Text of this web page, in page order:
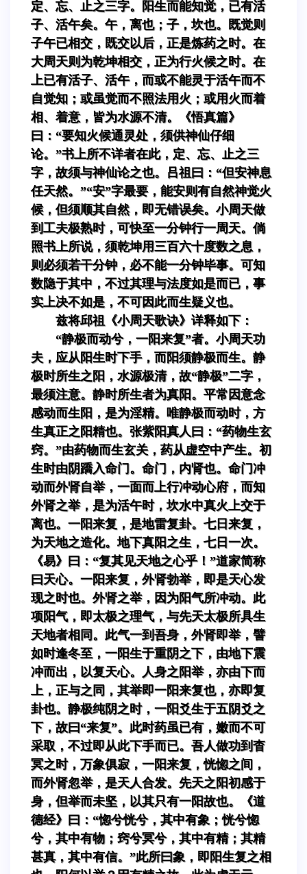
定、忘、止之三字。阳生而能知觉，已有活
子、活午矣。午，离也；子，坎也。既觉则
子午已相交，既交以后，正是炼药之时。在
大周天则为乾坤相交，正为行火候之时。在
上已有活子、活午，而或不能灵于活午而不
自觉知；或虽觉而不照法用火；或用火而着
相、着意，皆为水源不清。《悟真篇》
曰：“要知火候通灵处，须供神仙仔细
论。”书上所不详者在此，定、忘、止之三
字，故须与神仙论之也。吕祖曰：“但安神息
任天然。”“安”字最要，能安则有自然神觉火
候，但须顺其自然，即无错误矣。小周天做
到工夫极熟时，可快至一分钟行一周天。倘
照书上所说，须乾坤用三百六十度数之息，
则必须若干分钟，必不能一分钟毕事。可知
数隐于其中，不过其理与法度如是而已，事
实上决不如是，不可因此而生疑义也。
兹将邱祖《小周天歌诀》详释如下：
“静极而动兮，一阳来复”者。小周天功
夫，应从阳生时下手，而阳须静极而生。静
极时所生之阳，水源极清，故“静极”二字，
最须注意。静时所生者为真阳。平常因意念
感动而生阳，是为淫精。唯静极而动时，方
生真正之阳精也。张紫阳真人曰：“药物生玄
窍。”由药物而生玄关，药从虚空中产生。初
生时由阴蹻入命门。命门，内肾也。命门冲
动而外肾自举，一面而上行冲动心府，而知
外肾之举，是为活午时，坎水中真火上交于
离也。一阳来复，是地雷复卦。七日来复，
为天地之造化。地下真阳之生，七日一次。
《易》曰：“复其见天地之心乎！”道家简称
曰天心。一阳来复，外肾勃举，即是天心发
现之时也。外肾之举，因为阳气所冲动。此
项阳气，即太极之理气，与先天太极所具生
天地者相同。此气一到吾身，外肾即举，譬
如时逢冬至，一阳生于重阴之下，由地下震
冲而出，以复天心。人身之阳举，亦由下而
上，正与之同，其举即一阳来复也，亦即复
卦也。静极纯阴之时，一阳爻生于五阴爻之
下，故曰“来复”。此时药虽已有，嫩而不可
采取，不过即从此下手而已。吾人做功到杳
冥之时，万象俱寂，一阳来复，恍惚之间，
而外肾忽举，是天人合发。先天之阳初感于
身，但举而未坚，以其只有一阳故也。《道
德经》曰：“惚兮恍兮，其中有象；恍兮惚
兮，其中有物；窍兮冥兮，其中有精；其精
甚真，其中有信。”此所曰象，即阳生复之相